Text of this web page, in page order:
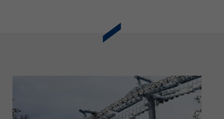
sammeln, einschließlich
persönlicher und nicht-
personenbezogener Informationen.
von Google Analytics unter
https://policies.google.com/privacy.
Gesammelte nicht
personenbezogene Daten werden